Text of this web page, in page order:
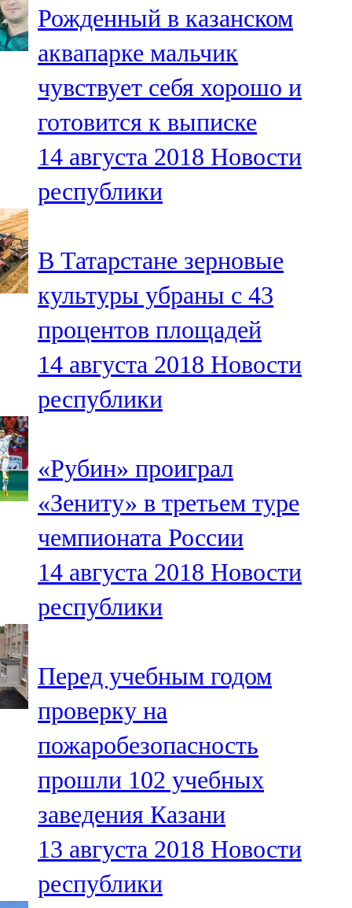
106,1 FM
Кама тамагы
71,51 FM
Кукмара
107,9 FM
Лениногорский
Мамадыш
106,2 FM
Минзәлә
107,3 FM
Мөслим
Нурлат
104,7 FM
Олы Әтнә
71,42 FM
Сарман
Теләче
106,1 FM
Түбән Кама
102,6 FM
Чирмешән
107,7 FM
Чистай
Рожденный в казанском
аквапарке мальчик
чувствует себя хорошо и
готовится к выписке
14 августа 2018 Новости
республики
В Татарстане зерновые
культуры убраны с 43
процентов площадей
14 августа 2018 Новости
республики
«Рубин» проиграл
«Зениту» в третьем туре
чемпионата России
14 августа 2018 Новости
республики
Перед учебным годом
проверку на
пожаробезопасность
прошли 102 учебных
заведения Казани
13 августа 2018 Новости
республики